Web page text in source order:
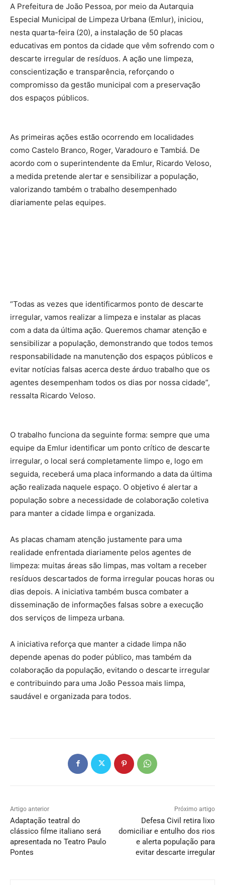
A Prefeitura de João Pessoa, por meio da Autarquia
Especial Municipal de Limpeza Urbana (Emlur), iniciou,
nesta quarta-feira (20), a instalação de 50 placas
educativas em pontos da cidade que vêm sofrendo com o
descarte irregular de resíduos. A ação une limpeza,
conscientização e transparência, reforçando o
compromisso da gestão municipal com a preservação
dos espaços públicos.
As primeiras ações estão ocorrendo em localidades
como Castelo Branco, Roger, Varadouro e Tambiá. De
acordo com o superintendente da Emlur, Ricardo Veloso,
a medida pretende alertar e sensibilizar a população,
valorizando também o trabalho desempenhado
diariamente pelas equipes.
“Todas as vezes que identificarmos ponto de descarte
irregular, vamos realizar a limpeza e instalar as placas
com a data da última ação. Queremos chamar atenção e
sensibilizar a população, demonstrando que todos temos
responsabilidade na manutenção dos espaços públicos e
evitar notícias falsas acerca deste árduo trabalho que os
agentes desempenham todos os dias por nossa cidade”,
ressalta Ricardo Veloso.
O trabalho funciona da seguinte forma: sempre que uma
equipe da Emlur identificar um ponto crítico de descarte
irregular, o local será completamente limpo e, logo em
seguida, receberá uma placa informando a data da última
ação realizada naquele espaço. O objetivo é alertar a
população sobre a necessidade de colaboração coletiva
para manter a cidade limpa e organizada.
As placas chamam atenção justamente para uma
realidade enfrentada diariamente pelos agentes de
limpeza: muitas áreas são limpas, mas voltam a receber
resíduos descartados de forma irregular poucas horas ou
dias depois. A iniciativa também busca combater a
disseminação de informações falsas sobre a execução
dos serviços de limpeza urbana.
A iniciativa reforça que manter a cidade limpa não
depende apenas do poder público, mas também da
colaboração da população, evitando o descarte irregular
e contribuindo para uma João Pessoa mais limpa,
saudável e organizada para todos.
Artigo anterior
Adaptação teatral do
clássico filme italiano será
apresentada no Teatro Paulo
Pontes
Próximo artigo
Defesa Civil retira lixo
domiciliar e entulho dos rios
e alerta população para
evitar descarte irregular